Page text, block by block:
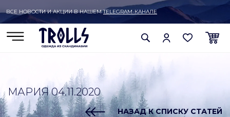
ВСЕ НОВОСТИ И АКЦИИ В НАШЕМTELEGRAM-КАНАЛЕ
МАРИЯ 04.11.2020
НАЗАД К СПИСКУ СТАТЕЙ